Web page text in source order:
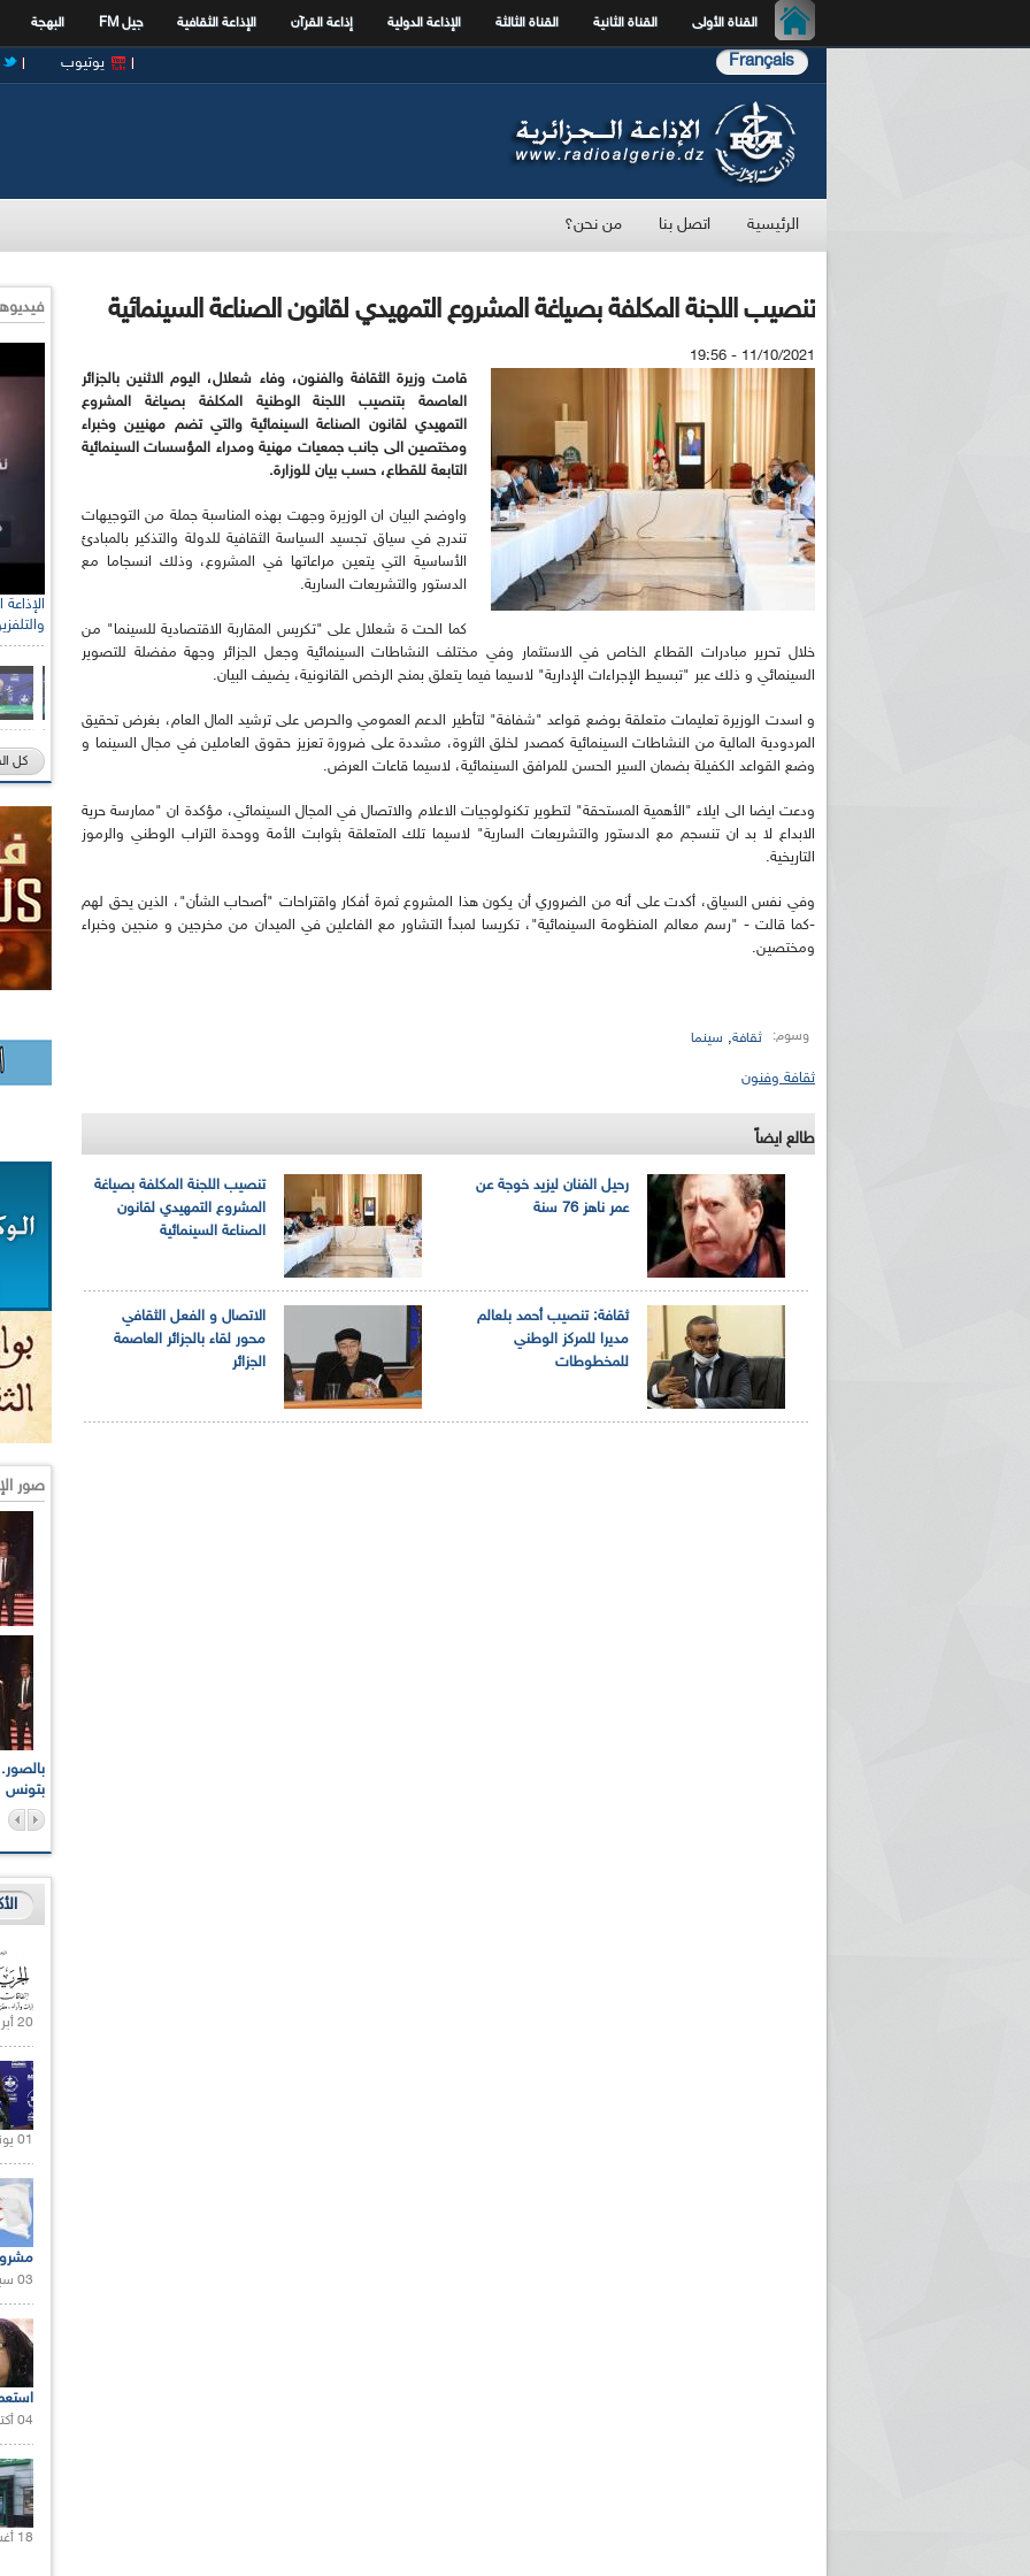
القناة الأولى القناة الثانية القناة الثالثة الإذاعة الدولية إذاعة القرآن الإذاعة الثقافية جيل FM البهجة
Français يوتيوب
الرئيسية اتصل بنا من نحن؟
تنصيب اللجنة المكلفة بصياغة المشروع التمهيدي لقانون الصناعة السينمائية
11/10/2021 - 19:56
قامت وزيرة الثقافة والفنون، وفاء شعلال، اليوم الاثنين بالجزائر
العاصمة بتنصيب اللجنة الوطنية المكلفة بصياغة المشروع
التمهيدي لقانون الصناعة السينمائية والتي تضم مهنيين وخبراء
ومختصين الى جانب جمعيات مهنية ومدراء المؤسسات السينمائية
التابعة للقطاع، حسب بيان للوزارة.
واوضح البيان ان الوزيرة وجهت بهذه المناسبة جملة من التوجيهات
تندرج في سياق تجسيد السياسة الثقافية للدولة والتذكير بالمبادئ
الأساسية التي يتعين مراعاتها في المشروع، وذلك انسجاما مع
الدستور والتشريعات السارية.
كما الحت ة شعلال على "تكريس المقاربة الاقتصادية للسينما" من
خلال تحرير مبادرات القطاع الخاص في الاستثمار وفي مختلف النشاطات السينمائية وجعل الجزائر وجهة مفضلة للتصوير
السينمائي و ذلك عبر "تبسيط الإجراءات الإدارية" لاسيما فيما يتعلق بمنح الرخص القانونية، يضيف البيان.
و اسدت الوزيرة تعليمات متعلقة بوضع قواعد "شفافة" لتأطير الدعم العمومي والحرص على ترشيد المال العام، بغرض تحقيق
المردودية المالية من النشاطات السينمائية كمصدر لخلق الثروة، مشددة على ضرورة تعزيز حقوق العاملين في مجال السينما و
وضع القواعد الكفيلة بضمان السير الحسن للمرافق السينمائية، لاسيما قاعات العرض.
ودعت ايضا الى ايلاء "الأهمية المستحقة" لتطوير تكنولوجيات الاعلام والاتصال في المجال السينمائي، مؤكدة ان "ممارسة حرية
الابداع لا بد ان تنسجم مع الدستور والتشريعات السارية" لاسيما تلك المتعلقة بثوابت الأمة ووحدة التراب الوطني والرموز
التاريخية.
وفي نفس السياق، أكدت على أنه من الضروري أن يكون هذا المشروع ثمرة أفكار واقتراحات "أصحاب الشأن"، الذين يحق لهم
-كما قالت - "رسم معالم المنظومة السينمائية"، تكريسا لمبدأ التشاور مع الفاعلين في الميدان من مخرجين و منجين وخبراء
ومختصين.
وسوم: ثقافة, سينما
ثقافة وفنون
طالع ايضاً
تنصيب اللجنة المكلفة بصياغة
المشروع التمهيدي لقانون
الصناعة السينمائية
رحيل الفنان ليزيد خوجة عن
عمر ناهز 76 سنة
الاتصال و الفعل الثقافي
محور لقاء بالجزائر العاصمة
الجزائر
ثقافة: تنصيب أحمد بلعالم
مديرا للمركز الوطني
للمخطوطات
كل
صور
بتونس
20 أبريل 2021 |
01 يونيو 2021 |
03 سبتمبر 2020 |
04 أكتوبر 2020 |
18 أغسطس 2020 |